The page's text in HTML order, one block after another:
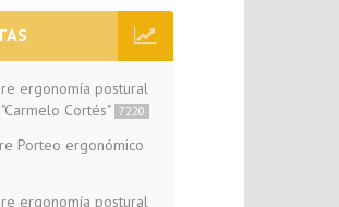
ergonomía postural
Cortés" 7220
Porteo ergonómico
ergonomía postural